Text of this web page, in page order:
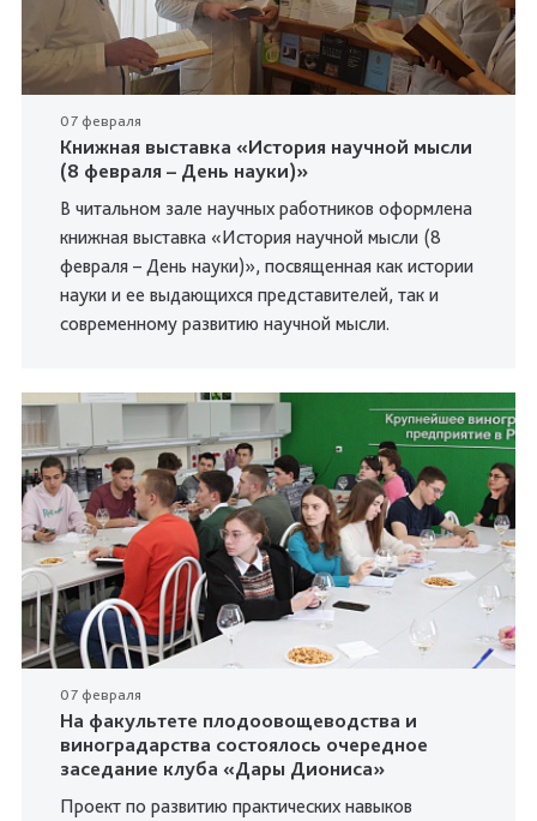
07 февраля
Книжная выставка «История научной мысли
(8 февраля – День науки)»
В читальном зале научных работников оформлена
книжная выставка «История научной мысли (8
февраля – День науки)», посвященная как истории
науки и ее выдающихся представителей, так и
современному развитию научной мысли.
07 февраля
На факультете плодоовощеводства и
виноградарства состоялось очередное
заседание клуба «Дары Диониса»
Проект по развитию практических навыков